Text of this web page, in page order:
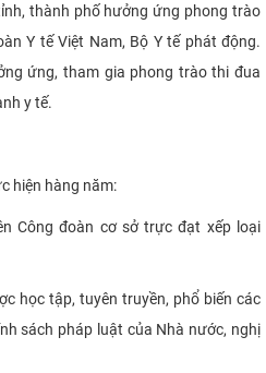
thành phố hưởng ứng phong trào
Y tế Việt Nam, Bộ Y tế phát động.
ứng, tham gia phong trào thi đua
y tế.
hiện hàng năm:
Công đoàn cơ sở trực đạt xếp loại
học tập, tuyên truyền, phổ biến các
sách pháp luật của Nhà nước, nghị